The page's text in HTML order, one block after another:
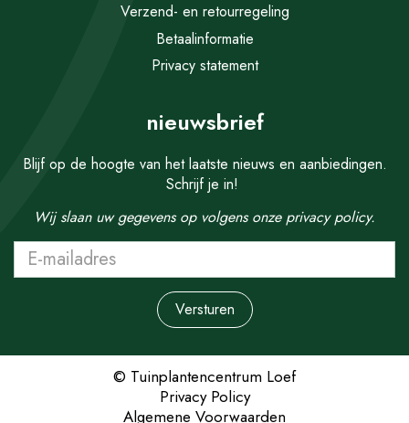
Verzend- en retourregeling
Betaalinformatie
Privacy statement
nieuwsbrief
Blijf op de hoogte van het laatste nieuws en aanbiedingen.
Schrijf je in!
Wij slaan uw gegevens op volgens onze privacy policy.
© Tuinplantencentrum Loef
Privacy Policy
Algemene Voorwaarden